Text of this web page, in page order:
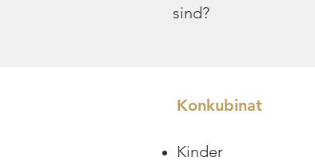
sind?
Konkubinat
Kinder